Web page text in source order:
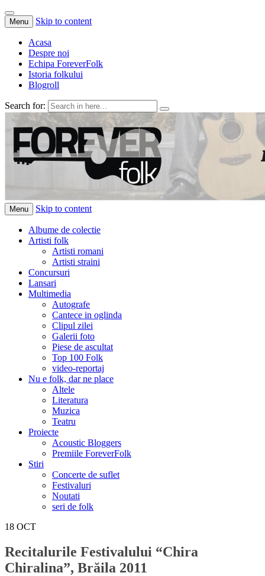
Menu Skip to content
Acasa
Despre noi
Echipa ForeverFolk
Istoria folkului
Blogroll
Search for:
ForeverFolk
Muzica sufletului tau
Menu Skip to content
Albume de colectie
Artisti folk
Artisti romani
Artisti straini
Concursuri
Lansari
Multimedia
Autografe
Cantece in oglinda
Clipul zilei
Galerii foto
Piese de ascultat
Top 100 Folk
video-reportaj
Nu e folk, dar ne place
Altele
Literatura
Muzica
Teatru
Proiecte
Acoustic Bloggers
Premiile ForeverFolk
Stiri
Concerte de suflet
Festivaluri
Noutati
seri de folk
18 OCT
Recitalurile Festivalului “Chira
Chiralina”, Brăila 2011